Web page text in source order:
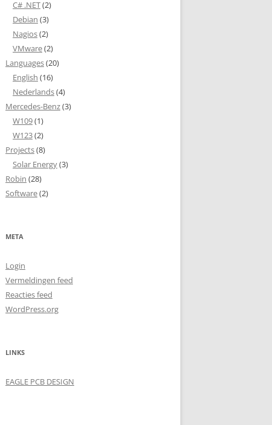
C# .NET(2)
Debian (3)
Nagios(2)
VMware(2)
Languages(20)
English (16)
Nederlands(4)
Mercedes-Benz(3)
W109(1)
W123(2)
Projects(8)
Solar Energy(3)
Robin (28)
Software(2)
META
Login
Vermeldingen feed
Reacties feed
WordPress.org
LINKS
EAGLE PCB DESIGN